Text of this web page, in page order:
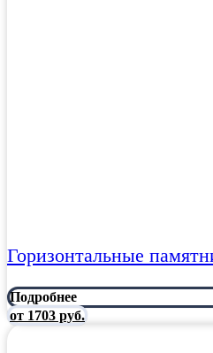
Горизонтальные
Подробнее
от 1703 руб.